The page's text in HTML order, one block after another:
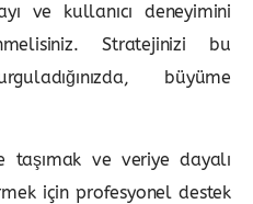
ve kullanıcı deneyimini
Stratejinizi bu
büyüme
taşımak ve veriye dayalı
için profesyonel destek